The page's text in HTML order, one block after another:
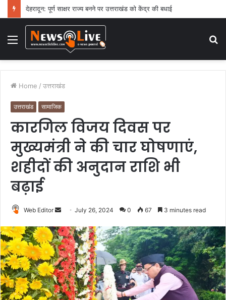
देहरादून: पूर्ण साक्षर राज्य बनने पर उत्तराखंड को केंद्र की बधाई
Menu
Home / उत्तराखंड
उत्तराखंड सामाजिक
कारगिल विजय दिवस पर
मुख्यमंत्री ने की चार घोषणाएं,
शहीदों की अनुदान राशि भी
बढ़ाई
Web Editor
n
d
a
n
e
m
July 26, 2024 0 67 3 minutes read